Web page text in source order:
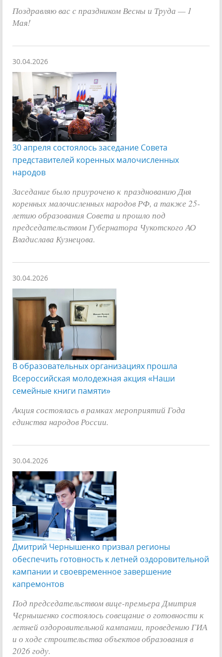
Поздравляю вас с праздником Весны и Труда — 1
Мая!
30.04.2026
30 апреля состоялось заседание Совета
представителей коренных малочисленных
народов
Заседание было приурочено к празднованию Дня
коренных малочисленных народов РФ, а также 25-
летию образования Совета и прошло под
председательством Губернатора Чукотского АО
Владислава Кузнецова.
30.04.2026
В образовательных организациях прошла
Всероссийская молодежная акция «Наши
семейные книги памяти»
Акция состоялась в рамках мероприятий Года
единства народов России.
30.04.2026
Дмитрий Чернышенко призвал регионы
обеспечить готовность к летней оздоровительной
кампании и своевременное завершение
капремонтов
Под председательством вице-премьера Дмитрия
Чернышенко состоялось совещание о готовности к
летней оздоровительной кампании, проведению ГИА
и о ходе строительства объектов образования в
2026 году.